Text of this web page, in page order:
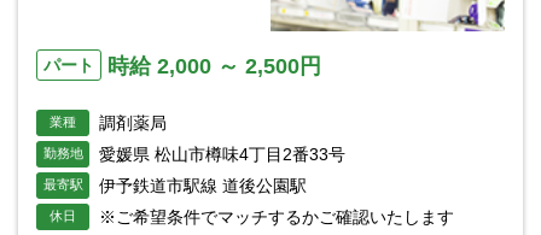
パート 時給 2,000 ～ 2,500円
業種 調剤薬局
勤務地 愛媛県 松山市樽味4丁目2番33号
最寄駅 伊予鉄道市駅線 道後公園駅
休日 ※ご希望条件でマッチするかご確認いたします